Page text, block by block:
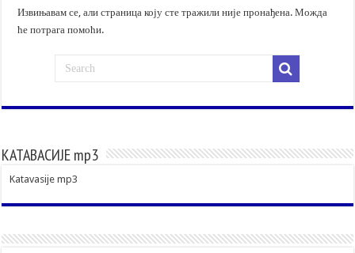
Извињавам се, али страница коју сте тражили није пронађена. Можда
ће потрага помоћи.
КАТАВАСИЈЕ mp3
Katavasije mp3